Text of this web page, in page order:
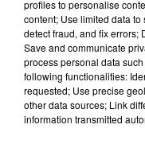
de
Les
profiles to personalise
content; Use limited data
detect fraud, and fix errors;
Save and communicate
process personal data
following functionalities:
requested; Use precise
other data sources; Link
information transmitted